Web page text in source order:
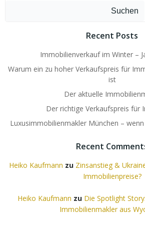
Suchen
Recent Posts
Immobilienverkauf im Winter –
Warum ein zu hoher Verkaufspreis für
ist
Der aktuelle
Der richtige Verkaufspreis für
Luxusimmobilienmakler München –
Recent
Heiko Kaufmann zu Zinsanstieg &
Immobilienpreise?
Heiko Kaufmann zu Die Spotlight
Immobilienmakler aus